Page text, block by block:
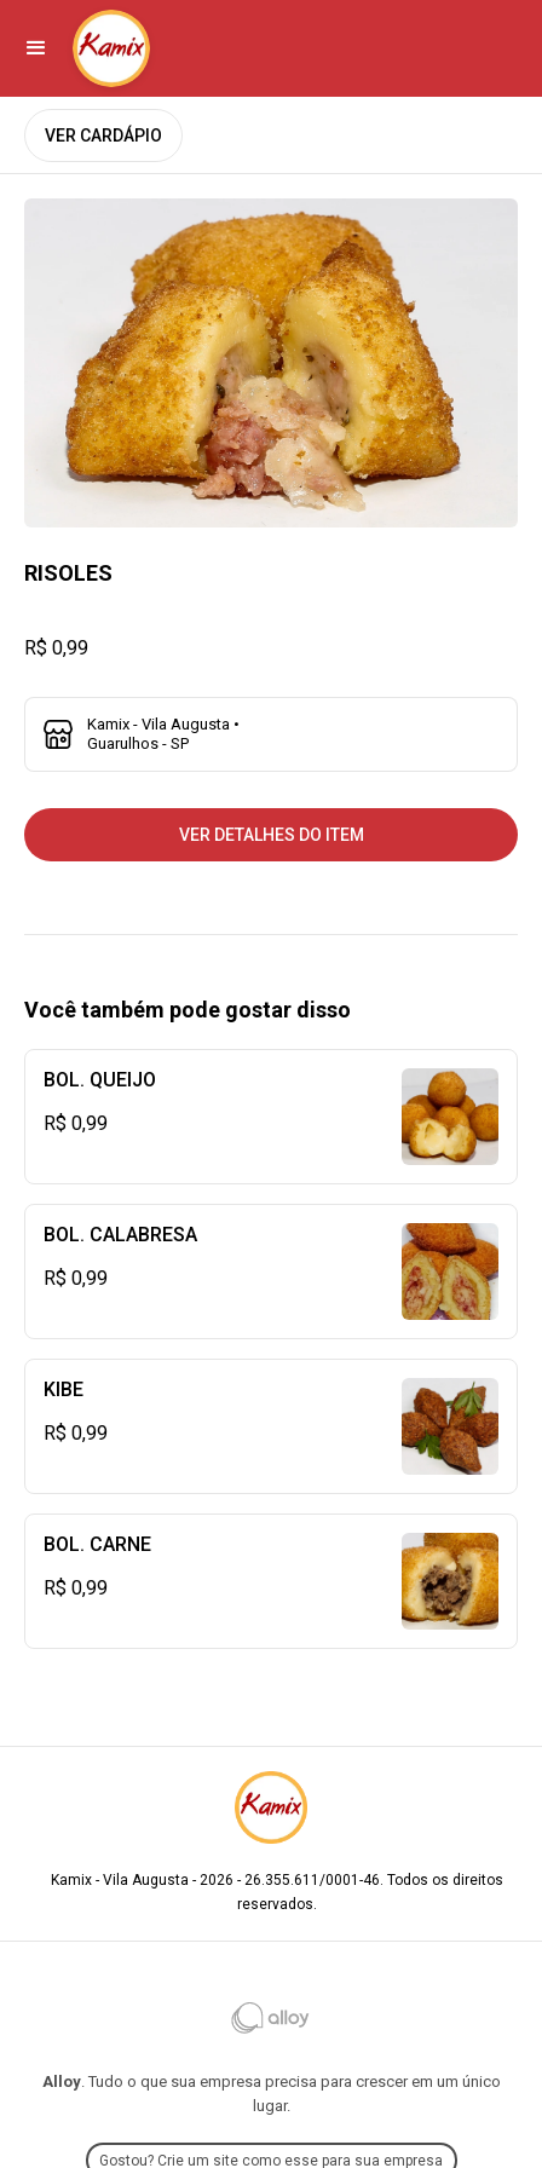
VER CARDÁPIO
RISOLES
R$ 0,99
Kamix - Vila Augusta •
Guarulhos - SP
VER DETALHES DO ITEM
Você também pode gostar disso
BOL. QUEIJO
R$ 0,99
BOL. CALABRESA
R$ 0,99
KIBE
R$ 0,99
BOL. CARNE
R$ 0,99
Kamix - Vila Augusta - 2026 - 26.355.611/0001-46. Todos os direitos
reservados.
Alloy. Tudo o que sua empresa precisa para crescer em um único
lugar.
Gostou? Crie um site como esse para sua empresa